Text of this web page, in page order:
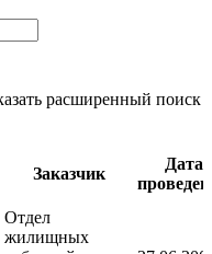
расширенный поиск
Заказчик
Дата
Отдел
жилищных